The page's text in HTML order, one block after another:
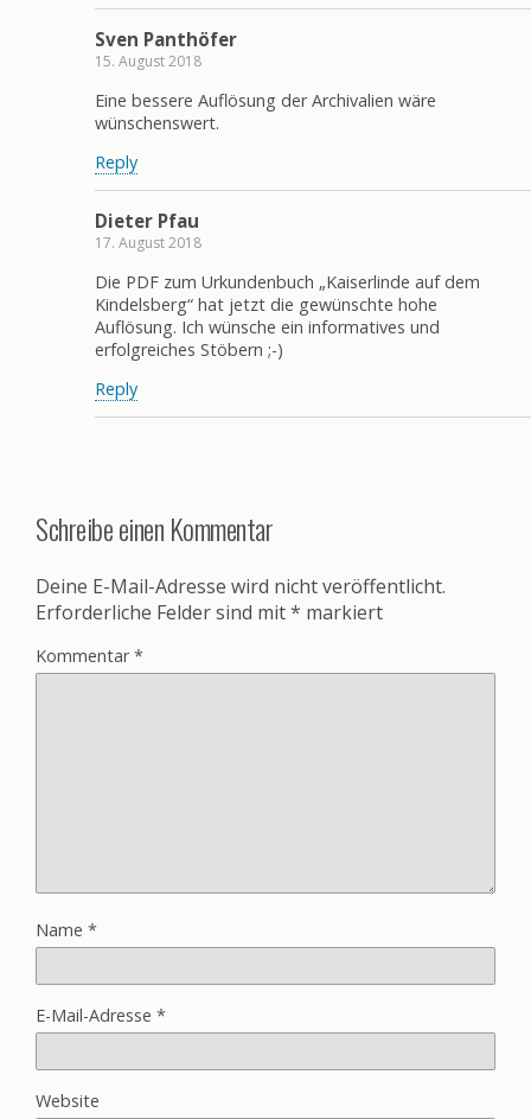
Sven Panthöfer
15. August 2018
Eine bessere Auflösung der Archivalien wäre
wünschenswert.
Reply
Dieter Pfau
17. August 2018
Die PDF zum Urkundenbuch „Kaiserlinde auf dem
Kindelsberg“ hat jetzt die gewünschte hohe
Auflösung. Ich wünsche ein informatives und
erfolgreiches Stöbern ;-)
Reply
Schreibe einen Kommentar
Deine E-Mail-Adresse wird nicht veröffentlicht.
Erforderliche Felder sind mit* markiert
Kommentar*
Name *
E-Mail-Adresse *
Website